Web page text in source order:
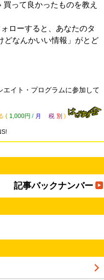
って良かったものを教え
ローすると、あなたのタ
どなんかいい情報」がとど
イト・プログラムに参加して
( 1,000円 / 月 税 別 )
記事バックナンバー